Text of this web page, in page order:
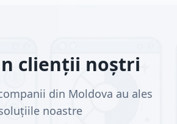
clienții noștri
din Moldova au ales
noastre